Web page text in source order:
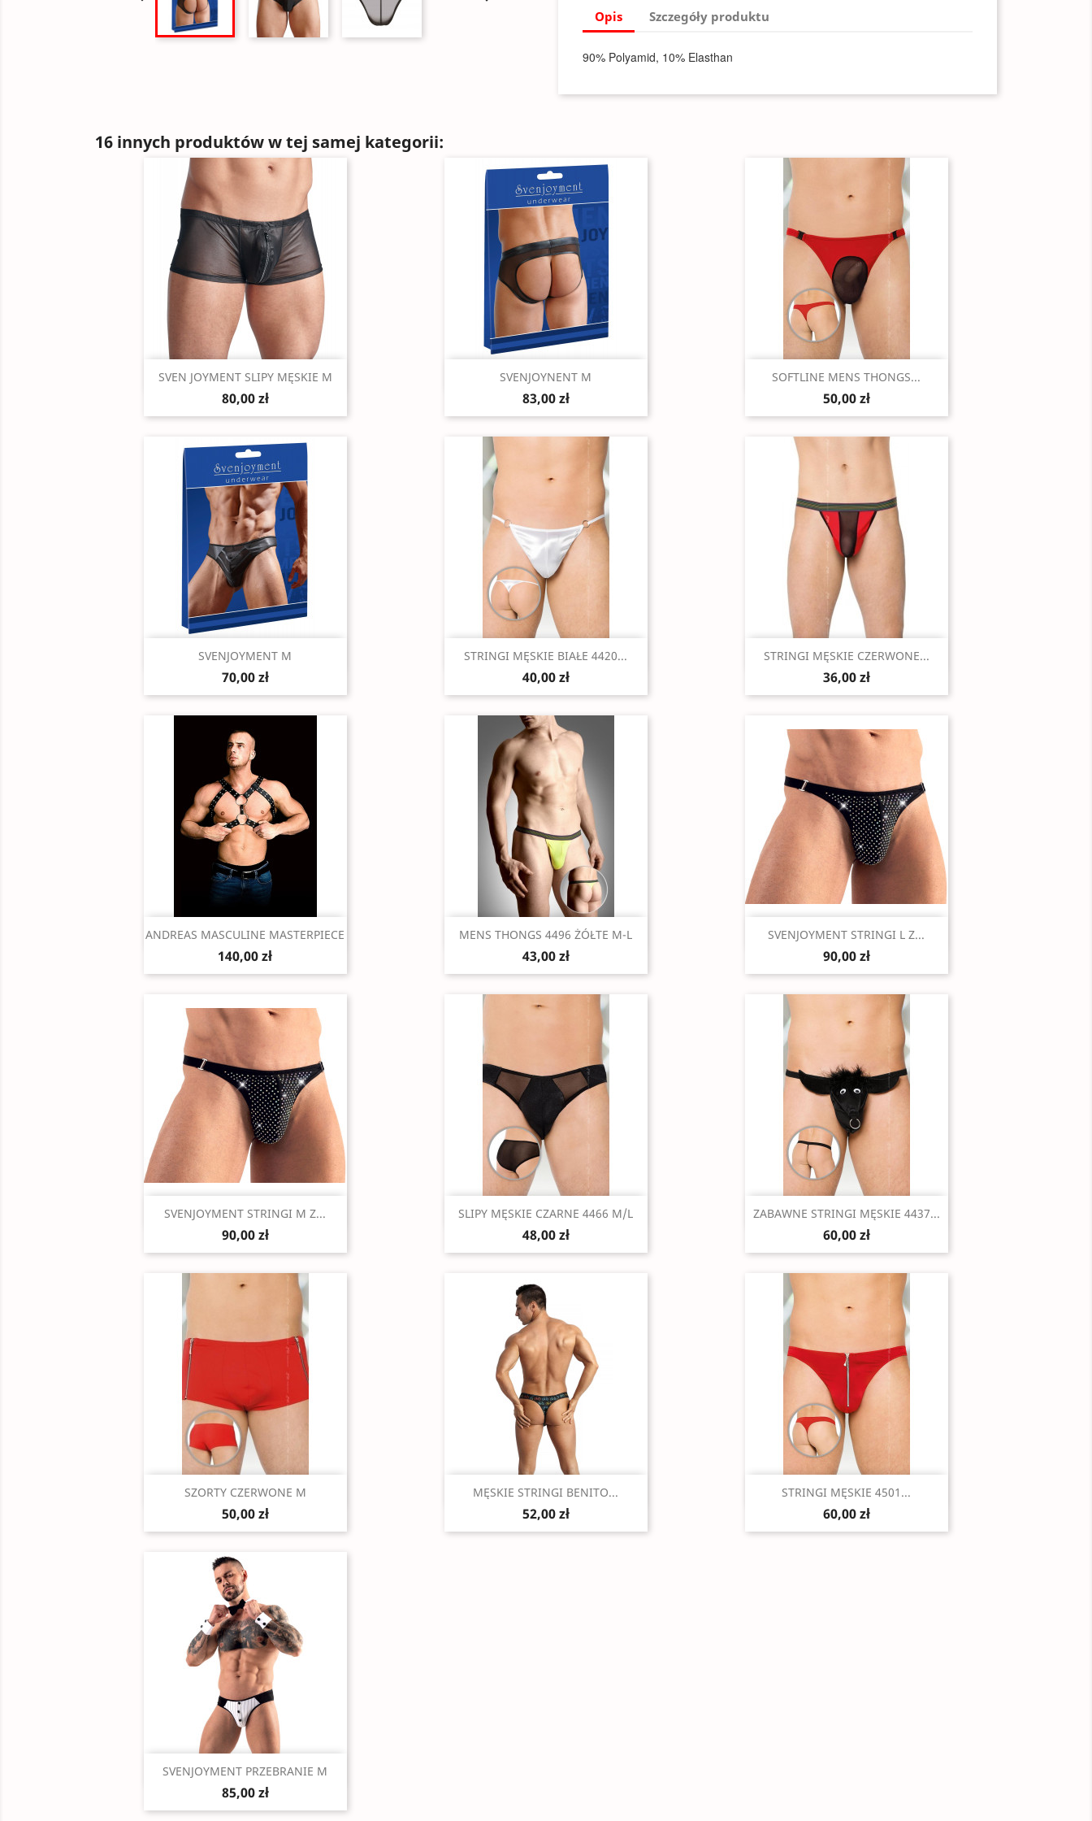
Opis Szczegóły produktu
90% Polyamid, 10% Elasthan
16 innych produktów w tej samej kategorii:
Szybki podgląd
SVEN JOYMENT SLIPY MĘSKIE M
80,00 zł
Szybki podgląd
SVENJOYNENT M
83,00 zł
Szybki podgląd
SOFTLINE MENS THONGS...
50,00 zł
Szybki podgląd
SVENJOYMENT M
70,00 zł
Szybki podgląd
STRINGI MĘSKIE BIAŁE 4420...
40,00 zł
Szybki podgląd
STRINGI MĘSKIE CZERWONE...
36,00 zł
Szybki podgląd
ANDREAS MASCULINE MASTERPIECE
140,00 zł
Szybki podgląd
MENS THONGS 4496 ŻÓŁTE M-L
43,00 zł
Szybki podgląd
SVENJOYMENT STRINGI L Z...
90,00 zł
Szybki podgląd
SVENJOYMENT STRINGI M Z...
90,00 zł
Szybki podgląd
SLIPY MĘSKIE CZARNE 4466 M/L
48,00 zł
 Szybki podgląd
ZABAWNE STRINGI MĘSKIE 4437...
60,00 zł
Szybki podgląd
SZORTY CZERWONE M
50,00 zł
Szybki podgląd
MĘSKIE STRINGI BENITO...
52,00 zł
Szybki podgląd
STRINGI MĘSKIE 4501...
60,00 zł
Szybki podgląd
SVENJOYMENT PRZEBRANIE M
85,00 zł